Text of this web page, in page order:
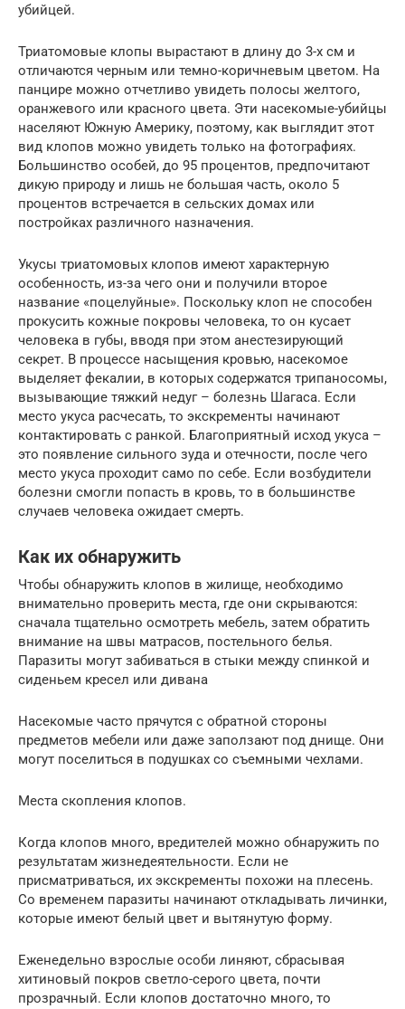
убийцей.
Триатомовые клопы вырастают в длину до 3-х см и
отличаются черным или темно-коричневым цветом. На
панцире можно отчетливо увидеть полосы желтого,
оранжевого или красного цвета. Эти насекомые-убийцы
населяют Южную Америку, поэтому, как выглядит этот
вид клопов можно увидеть только на фотографиях.
Большинство особей, до 95 процентов, предпочитают
дикую природу и лишь не большая часть, около 5
процентов встречается в сельских домах или
постройках различного назначения.
Укусы триатомовых клопов имеют характерную
особенность, из-за чего они и получили второе
название «поцелуйные». Поскольку клоп не способен
прокусить кожные покровы человека, то он кусает
человека в губы, вводя при этом анестезирующий
секрет. В процессе насыщения кровью, насекомое
выделяет фекалии, в которых содержатся трипаносомы,
вызывающие тяжкий недуг – болезнь Шагаса. Если
место укуса расчесать, то экскременты начинают
контактировать с ранкой. Благоприятный исход укуса –
это появление сильного зуда и отечности, после чего
место укуса проходит само по себе. Если возбудители
болезни смогли попасть в кровь, то в большинстве
случаев человека ожидает смерть.
Как их обнаружить
Чтобы обнаружить клопов в жилище, необходимо
внимательно проверить места, где они скрываются:
сначала тщательно осмотреть мебель, затем обратить
внимание на швы матрасов, постельного белья.
Паразиты могут забиваться в стыки между спинкой и
сиденьем кресел или дивана
Насекомые часто прячутся с обратной стороны
предметов мебели или даже заползают под днище. Они
могут поселиться в подушках со съемными чехлами.
Места скопления клопов.
Когда клопов много, вредителей можно обнаружить по
результатам жизнедеятельности. Если не
присматриваться, их экскременты похожи на плесень.
Со временем паразиты начинают откладывать личинки,
которые имеют белый цвет и вытянутую форму.
Еженедельно взрослые особи линяют, сбрасывая
хитиновый покров светло-серого цвета, почти
прозрачный. Если клопов достаточно много, то